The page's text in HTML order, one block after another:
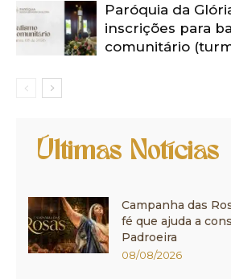
Paróquia da
inscrições para
comunitário
Últimas Notícias
Campanha das
fé que ajuda a
Padroeira
08/08/2026